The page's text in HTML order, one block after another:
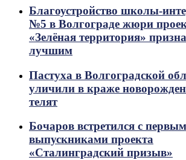
Благоустройство школы-
№5 в Волгограде жюри
«Зелёная территория»
лучшим
Пастуха в Волгоградской
уличили в краже
телят
Бочаров встретился с
выпускниками проекта
«Сталинградский призыв»